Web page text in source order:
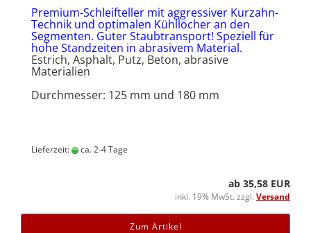
Premium-Schleifteller mit aggressiver Kurzahn-
Technik und optimalen Kühllöcher an den
Segmenten. Guter Staubtransport! Speziell für
hohe Standzeiten in abrasivem Material.
Estrich, Asphalt, Putz, Beton, abrasive
Materialien
Durchmesser: 125 mm und 180 mm
Lieferzeit: ca. 2-4 Tage
ab 35,58 EUR
inkl. 19% MwSt. zzgl. Versand
Zum Artikel